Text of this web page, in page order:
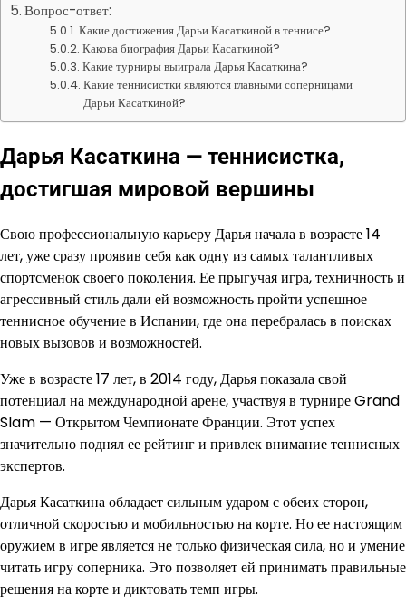
Вопрос-ответ:
Какие достижения Дарьи Касаткиной в теннисе?
Какова биография Дарьи Касаткиной?
Какие турниры выиграла Дарья Касаткина?
Какие теннисистки являются главными соперницами
Дарьи Касаткиной?
Дарья Касаткина — теннисистка,
достигшая мировой вершины
Свою профессиональную карьеру Дарья начала в возрасте 14
лет, уже сразу проявив себя как одну из самых талантливых
спортсменок своего поколения. Ее прыгучая игра, техничность и
агрессивный стиль дали ей возможность пройти успешное
теннисное обучение в Испании, где она перебралась в поисках
новых вызовов и возможностей.
Уже в возрасте 17 лет, в 2014 году, Дарья показала свой
потенциал на международной арене, участвуя в турнире Grand
Slam — Открытом Чемпионате Франции. Этот успех
значительно поднял ее рейтинг и привлек внимание теннисных
экспертов.
Дарья Касаткина обладает сильным ударом с обеих сторон,
отличной скоростью и мобильностью на корте. Но ее настоящим
оружием в игре является не только физическая сила, но и умение
читать игру соперника. Это позволяет ей принимать правильные
решения на корте и диктовать темп игры.